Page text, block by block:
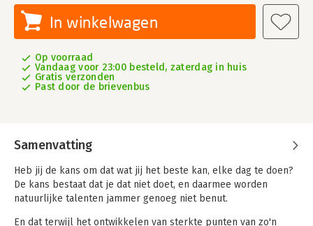
In winkelwagen
Op voorraad
Vandaag voor 23:00 besteld, zaterdag in huis
Gratis verzonden
Past door de brievenbus
Samenvatting
Heb jij de kans om dat wat jij het beste kan, elke dag te doen?
De kans bestaat dat je dat niet doet, en daarmee worden
natuurlijke talenten jammer genoeg niet benut.
En dat terwijl het ontwikkelen van sterkte punten van zo'n